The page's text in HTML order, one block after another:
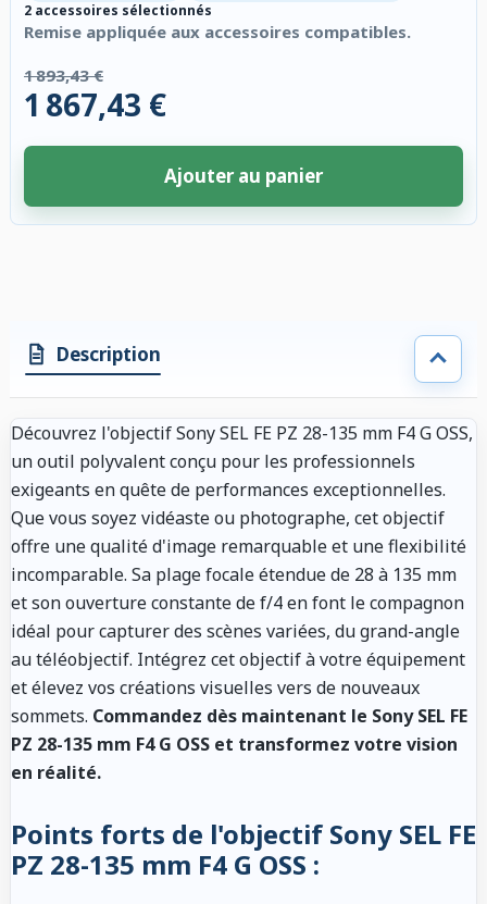
2 accessoires sélectionnés
Remise appliquée aux accessoires compatibles.
1 893,43 €
1 867,43 €
Ajouter au panier
Description
Découvrez l'objectif Sony SEL FE PZ 28-135 mm F4 G OSS,
un outil polyvalent conçu pour les professionnels
exigeants en quête de performances exceptionnelles.
Que vous soyez vidéaste ou photographe, cet objectif
offre une qualité d'image remarquable et une flexibilité
incomparable. Sa plage focale étendue de 28 à 135 mm
et son ouverture constante de f/4 en font le compagnon
idéal pour capturer des scènes variées, du grand-angle
au téléobjectif. Intégrez cet objectif à votre équipement
et élevez vos créations visuelles vers de nouveaux
sommets. Commandez dès maintenant le Sony SEL FE
PZ 28-135 mm F4 G OSS et transformez votre vision
en réalité.
Points forts de l'objectif Sony SEL FE
PZ 28-135 mm F4 G OSS :